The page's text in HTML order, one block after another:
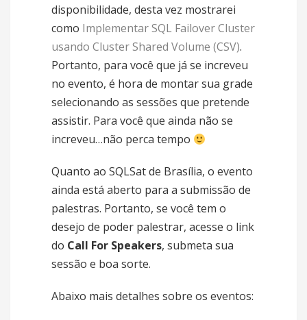
disponibilidade, desta vez mostrarei
como Implementar SQL Failover Cluster
usando Cluster Shared Volume (CSV).
Portanto, para você que já se increveu
no evento, é hora de montar sua grade
selecionando as sessões que pretende
assistir. Para você que ainda não se
increveu…não perca tempo
Quanto ao SQLSat de Brasília, o evento
ainda está aberto para a submissão de
palestras. Portanto, se você tem o
desejo de poder palestrar, acesse o link
do Call For Speakers, submeta sua
sessão e boa sorte.
Abaixo mais detalhes sobre os eventos: